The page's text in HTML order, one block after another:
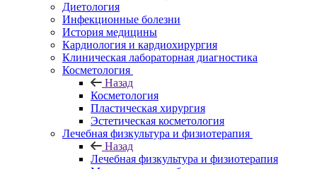
Диетология
Инфекционные болезни
История медицины
Кардиология и кардиохирургия
Клиническая лабораторная диагностика
Косметология
Назад
Косметология
Пластическая хирургия
Эстетическая косметология
Лечебная физкультура и физиотерапия
Назад
Лечебная физкультура и физиотерапия